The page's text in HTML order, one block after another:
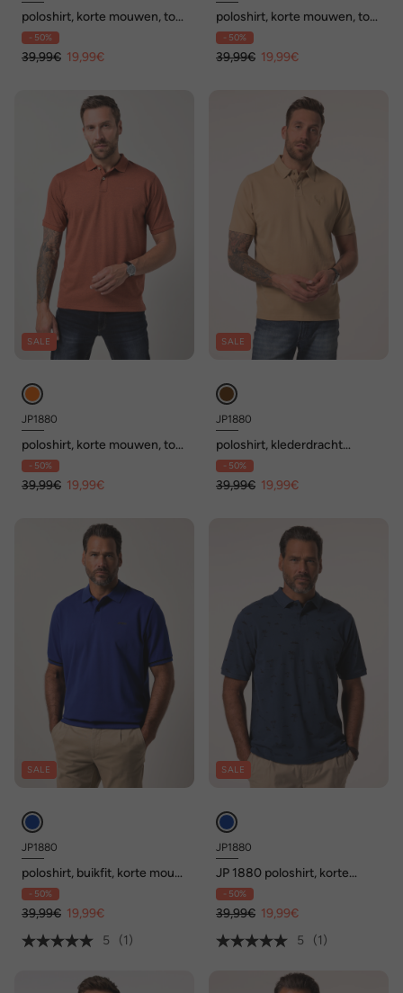
poloshirt, korte mouwen, tot
8 XL
- 50%
39,99€ 19,99€
poloshirt, korte mouwen, tot
8 XL
- 50%
39,99€ 19,99€
SALE
JP1880
poloshirt, korte mouwen, tot
8 XL
- 50%
39,99€ 19,99€
SALE
JP1880
poloshirt, klederdracht
kostuum, korte mouwen,
piqué, klederdracht-
borduurwerk, tot 8XL
- 50%
39,99€ 19,99€
SALE
JP1880
poloshirt, buikfit, korte mouw,
piqué, XXL tot 8XL
- 50%
39,99€ 19,99€
5
(1)
SALE
JP1880
JP 1880 poloshirt, korte
mouwen, piqué, all-overprint,
tot 8XL
- 50%
39,99€ 19,99€
5
(1)